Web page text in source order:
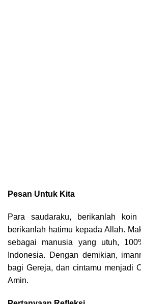
Pesan Untuk Kita
Para saudaraku, berikanlah
berikanlah hatimu kepada Allah.
sebagai manusia yang utuh,
Indonesia. Dengan demikian,
bagi Gereja, dan cintamu menjadi
Amin.